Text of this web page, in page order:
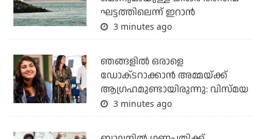
ഘട്ടത്തിലെന്ന് ഇറാന്‍
3 minutes ago
ഞങ്ങളിൽ ഒരാളെ
ഡോക്‌ടറാക്കാൻ അമ്മയ്ക്ക്
ആഗ്രഹമുണ്ടായിരുന്നു: വിസ്മയ
3 minutes ago